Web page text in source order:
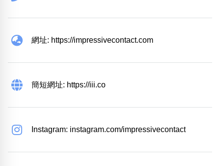
網址: https://impressivecontact.com
簡短網址: https://iii.co
Instagram: instagram.com/impressivecontact